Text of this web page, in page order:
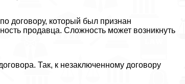
договору, который был признан
продавца. Сложность может возникнуть
Так, к незаключенному договору